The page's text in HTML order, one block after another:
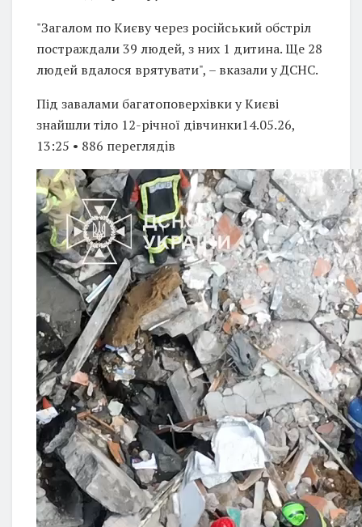
"Загалом по Києву через російський обстріл
постраждали 39 людей, з них 1 дитина. Ще 28
людей вдалося врятувати", – вказали у ДСНС.
Під завалами багатоповерхівки у Києві
знайшли тіло 12-річної дівчинки14.05.26,
13:25 • 886 переглядiв